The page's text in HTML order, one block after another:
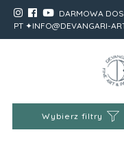
DARMOWA
PT ✦INFO@DEVANGARI-
Wybierz filtry